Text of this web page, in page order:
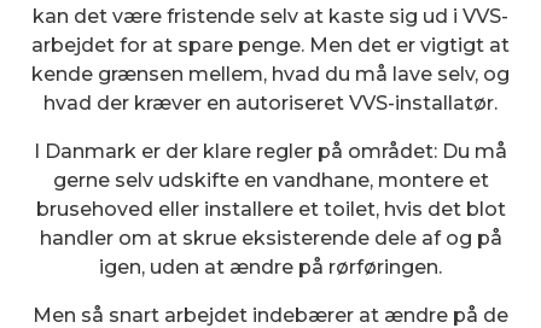
kan det være fristende selv at kaste sig ud i VVS-
arbejdet for at spare penge. Men det er vigtigt at
kende grænsen mellem, hvad du må lave selv, og
hvad der kræver en autoriseret VVS-installatør.
I Danmark er der klare regler på området: Du må
gerne selv udskifte en vandhane, montere et
brusehoved eller installere et toilet, hvis det blot
handler om at skrue eksisterende dele af og på
igen, uden at ændre på rørføringen.
Men så snart arbejdet indebærer at ændre på de